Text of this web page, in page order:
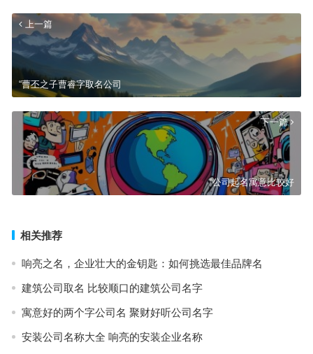
上一篇
“曹丕之子曹睿字取名公司
下一篇
“公司起名寓意比较好
相关推荐
响亮之名，企业壮大的金钥匙：如何挑选最佳品牌名
建筑公司取名 比较顺口的建筑公司名字
寓意好的两个字公司名 聚财好听公司名字
安装公司名称大全 响亮的安装企业名称